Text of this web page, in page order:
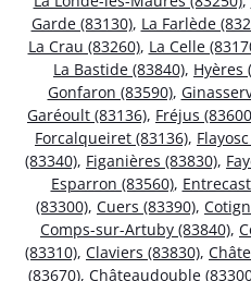
Garde (83130), La Farlède
La Crau (83260), La Celle
La Bastide (83840), Hyères
Gonfaron (83590),
Garéoult (83136), Fréjus
Forcalqueiret (83136),
(83340), Figanières (83830),
Esparron (83560),
(83300), Cuers (83390),
Comps-sur-Artuby (83840),
(83310), Claviers (83830),
(83670), Châteaudouble